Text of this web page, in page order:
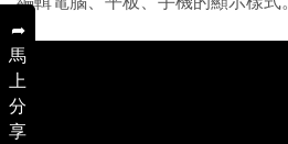
➦
馬
上
分
享